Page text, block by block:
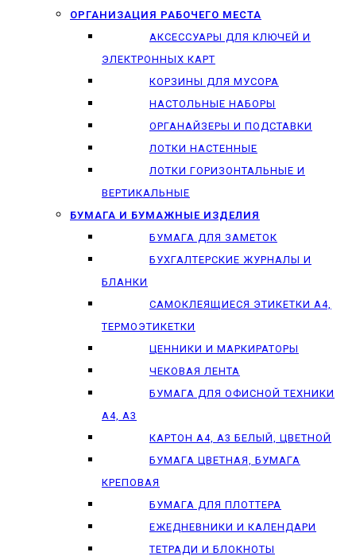
ОРГАНИЗАЦИЯ РАБОЧЕГО МЕСТА
АКСЕССУАРЫ ДЛЯ КЛЮЧЕЙ И
ЭЛЕКТРОННЫХ КАРТ
КОРЗИНЫ ДЛЯ МУСОРА
НАСТОЛЬНЫЕ НАБОРЫ
ОРГАНАЙЗЕРЫ И ПОДСТАВКИ
ЛОТКИ НАСТЕННЫЕ
ЛОТКИ ГОРИЗОНТАЛЬНЫЕ И
ВЕРТИКАЛЬНЫЕ
БУМАГА И БУМАЖНЫЕ ИЗДЕЛИЯ
БУМАГА ДЛЯ ЗАМЕТОК
БУХГАЛТЕРСКИЕ ЖУРНАЛЫ И
БЛАНКИ
САМОКЛЕЯЩИЕСЯ ЭТИКЕТКИ А4,
ТЕРМОЭТИКЕТКИ
ЦЕННИКИ И МАРКИРАТОРЫ
ЧЕКОВАЯ ЛЕНТА
БУМАГА ДЛЯ ОФИСНОЙ ТЕХНИКИ
А4, А3
КАРТОН А4, А3 БЕЛЫЙ, ЦВЕТНОЙ
БУМАГА ЦВЕТНАЯ, БУМАГА
КРЕПОВАЯ
БУМАГА ДЛЯ ПЛОТТЕРА
ЕЖЕДНЕВНИКИ И КАЛЕНДАРИ
ТЕТРАДИ И БЛОКНОТЫ